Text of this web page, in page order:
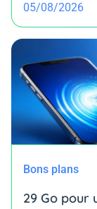
05/08/2026
Bons plans
29 Go pour